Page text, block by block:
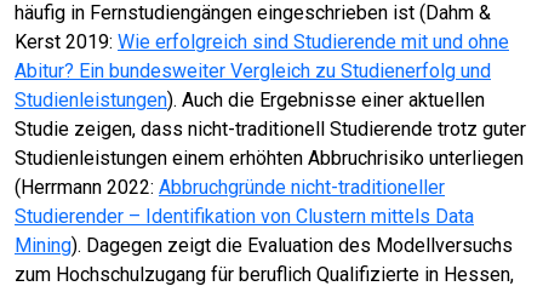
häufig in Fernstudiengängen eingeschrieben ist (Dahm &
Kerst 2019: Wie erfolgreich sind Studierende mit und ohne
Abitur? Ein bundesweiter Vergleich zu Studienerfolg und
Studienleistungen). Auch die Ergebnisse einer aktuellen
Studie zeigen, dass nicht-traditionell Studierende trotz guter
Studienleistungen einem erhöhten Abbruchrisiko unterliegen
(Herrmann 2022: Abbruchgründe nicht-traditioneller
Studierender – Identifikation von Clustern mittels Data
Mining). Dagegen zeigt die Evaluation des Modellversuchs
zum Hochschulzugang für beruflich Qualifizierte in Hessen,